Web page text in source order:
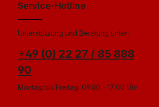
Service-Hotline
Unterstützung und Beratung unter:
+49 (0) 22 27 / 85 888
90
Montag bis Freitag: 09:00 - 17:00 Uhr